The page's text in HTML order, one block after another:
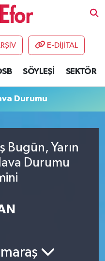
E-DİJİTAL
SÖYLEŞİ SEKTÖR
Durumu
Bugün, Yarın
Durumu